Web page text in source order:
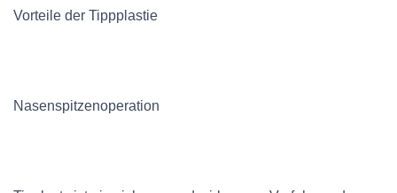
Vorteile der Tippplastie
Nasenspitzenoperation